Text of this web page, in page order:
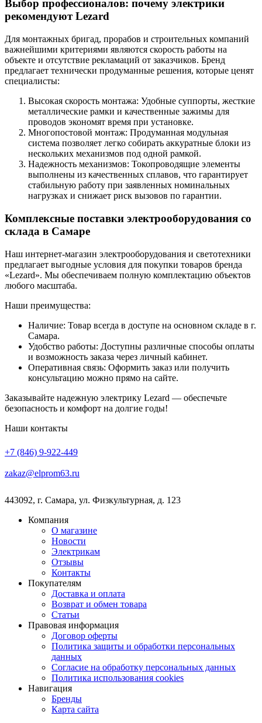
Выбор профессионалов: почему электрики
рекомендуют Lezard
Для монтажных бригад, прорабов и строительных компаний
важнейшими критериями являются скорость работы на
объекте и отсутствие рекламаций от заказчиков. Бренд
предлагает технически продуманные решения, которые ценят
специалисты:
Высокая скорость монтажа: Удобные суппорты, жесткие
металлические рамки и качественные зажимы для
проводов экономят время при установке.
Многопостовой монтаж: Продуманная модульная
система позволяет легко собирать аккуратные блоки из
нескольких механизмов под одной рамкой.
Надежность механизмов: Токопроводящие элементы
выполнены из качественных сплавов, что гарантирует
стабильную работу при заявленных номинальных
нагрузках и снижает риск вызовов по гарантии.
Комплексные поставки электрооборудования со
склада в Самаре
Наш интернет-магазин электрооборудования и светотехники
предлагает выгодные условия для покупки товаров бренда
«Lezard». Мы обеспечиваем полную комплектацию объектов
любого масштаба.
Наши преимущества:
Наличие: Товар всегда в доступе на основном складе в г.
Самара.
Удобство работы: Доступны различные способы оплаты
и возможность заказа через личный кабинет.
Оперативная связь: Оформить заказ или получить
консультацию можно прямо на сайте.
Заказывайте надежную электрику Lezard — обеспечьте
безопасность и комфорт на долгие годы!
Наши контакты
+7 (846) 9-922-449
zakaz@elprom63.ru
443092, г. Самара, ул. Физкультурная, д. 123
Компания
О магазине
Новости
Электрикам
Отзывы
Контакты
Покупателям
Доставка и оплата
Возврат и обмен товара
Статьи
Правовая информация
Договор оферты
Политика защиты и обработки персональных
данных
Согласие на обработку персональных данных
Политика использования cookies
Навигация
Бренды
Карта сайта